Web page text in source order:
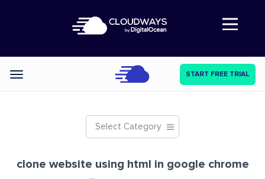
Abre a navegação
Categories START FREE TRIAL
Select Category
clone website using html in google chrome